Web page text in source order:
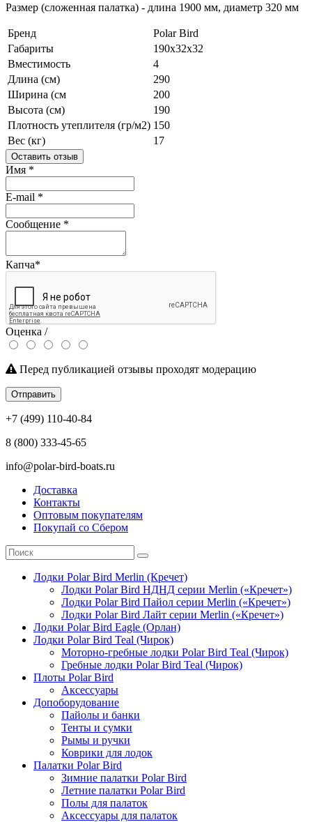
Размер (сложенная палатка) - длина 1900 мм, диаметр 320 мм
Бренд
Polar Bird
Габариты
190x32x32
Вместимость
4
Длина (см)
290
Ширина (см
200
Высота (см)
190
Плотность утеплителя (гр/м2) 150
Вес (кг)
17
Оставить отзыв
Имя *
E-mail *
Сообщение *
Капча*
Оценка /
Перед публикацией отзывы проходят модерацию
Отправить
+7 (499) 110-40-84
8 (800) 333-45-65
info@polar-bird-boats.ru
Доставка
Контакты
Оптовым покупателям
Покупай со Сбером
Лодки Polar Bird Merlin (Кречет)
Лодки Polar Bird НДНД серии Merlin («Кречет»)
Лодки Polar Bird Пайол серии Merlin («Кречет»)
Лодки Polar Bird Лайт серии Merlin («Кречет»)
Лодки Polar Bird Eagle (Орлан)
Лодки Polar Bird Teal (Чирок)
Моторно-гребные лодки Polar Bird Teal (Чирок)
Гребные лодки Polar Bird Teal (Чирок)
Плоты Polar Bird
Аксессуары
Допоборудование
Пайолы и банки
Тенты и сумки
Рымы и ручки
Коврики для лодок
Палатки Polar Bird
Зимние палатки Polar Bird
Летние палатки Polar Bird
Полы для палаток
Аксессуары для палаток